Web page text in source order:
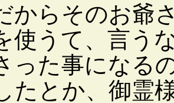
らそのお爺
使うて、言う
った事になる
たとか、御霊